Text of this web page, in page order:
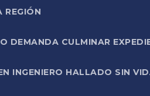
REGIÓN
DEMANDA CULMINAR
INGENIERO HALLADO SIN